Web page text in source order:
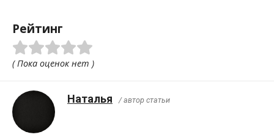
Рейтинг
( Пока оценок нет )
Наталья / автор статьи